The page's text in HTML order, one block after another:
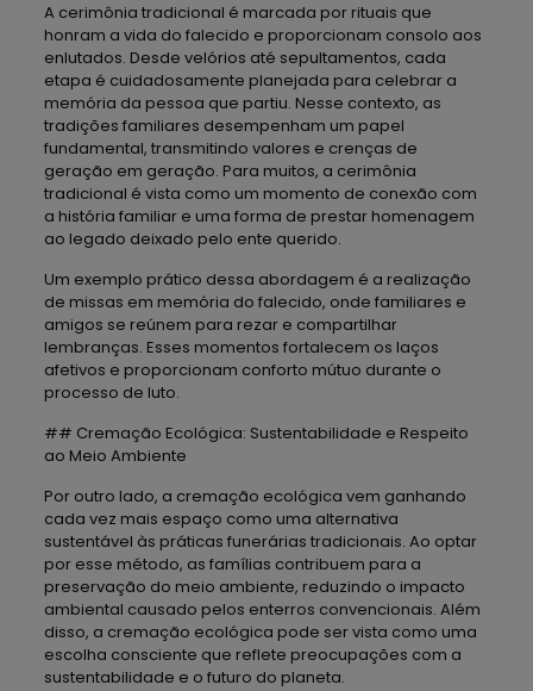
A cerimônia tradicional é marcada por rituais que
honram a vida do falecido e proporcionam consolo aos
enlutados. Desde velórios até sepultamentos, cada
etapa é cuidadosamente planejada para celebrar a
memória da pessoa que partiu. Nesse contexto, as
tradições familiares desempenham um papel
fundamental, transmitindo valores e crenças de
geração em geração. Para muitos, a cerimônia
tradicional é vista como um momento de conexão com
a história familiar e uma forma de prestar homenagem
ao legado deixado pelo ente querido.
Um exemplo prático dessa abordagem é a realização
de missas em memória do falecido, onde familiares e
amigos se reúnem para rezar e compartilhar
lembranças. Esses momentos fortalecem os laços
afetivos e proporcionam conforto mútuo durante o
processo de luto.
## Cremação Ecológica: Sustentabilidade e Respeito
ao Meio Ambiente
Por outro lado, a cremação ecológica vem ganhando
cada vez mais espaço como uma alternativa
sustentável às práticas funerárias tradicionais. Ao optar
por esse método, as famílias contribuem para a
preservação do meio ambiente, reduzindo o impacto
ambiental causado pelos enterros convencionais. Além
disso, a cremação ecológica pode ser vista como uma
escolha consciente que reflete preocupações com a
sustentabilidade e o futuro do planeta.